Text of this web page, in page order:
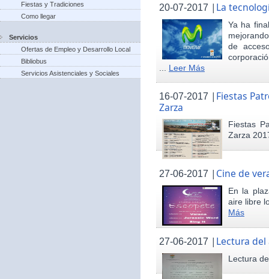
Fiestas y Tradiciones
Como llegar
Servicios
Ofertas de Empleo y Desarrollo Local
Bibliobus
Servicios Asistenciales y Sociales
20-07-2017 | La
Ya ha
de
Leer Más
16-07-2017 | Fiestas
Zarza
Fiestas
Zarza
27-06-2017 | Cine de
En la
aire libre
Más
27-06-2017 | Lectura del
Lectura